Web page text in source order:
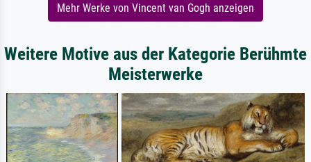
Mehr Werke von Vincent van Gogh anzeigen
Weitere Motive aus der Kategorie Berühmte
Meisterwerke